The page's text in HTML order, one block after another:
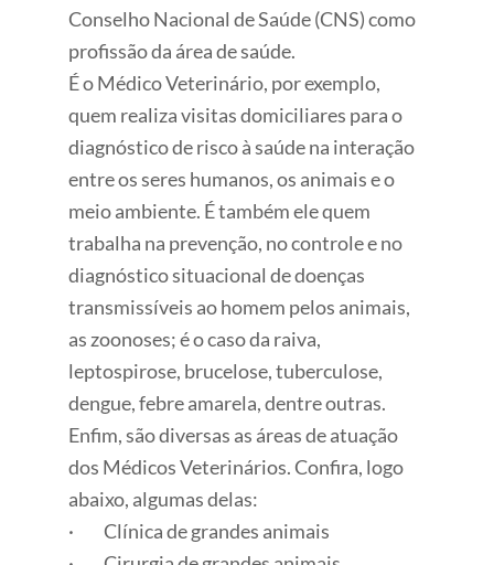
Conselho Nacional de Saúde (CNS) como
profissão da área de saúde.
É o Médico Veterinário, por exemplo,
quem realiza visitas domiciliares para o
diagnóstico de risco à saúde na interação
entre os seres humanos, os animais e o
meio ambiente. É também ele quem
trabalha na prevenção, no controle e no
diagnóstico situacional de doenças
transmissíveis ao homem pelos animais,
as zoonoses; é o caso da raiva,
leptospirose, brucelose, tuberculose,
dengue, febre amarela, dentre outras.
Enfim, são diversas as áreas de atuação
dos Médicos Veterinários. Confira, logo
abaixo, algumas delas:
· Clínica de grandes animais